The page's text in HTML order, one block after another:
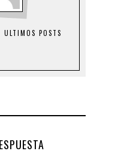
ULTIMOS POSTS